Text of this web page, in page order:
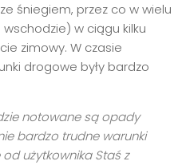
śniegiem, przez co w wielu
w ciągu kilku
zimowy. W czasie
drogowe były bardzo
notowane są opady
bardzo trudne warunki
użytkownika Staś z